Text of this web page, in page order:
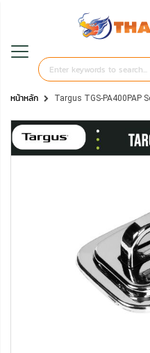
หน้าหลัก Targus TGS-PA400PAP